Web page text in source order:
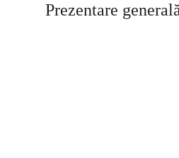
Prezentare